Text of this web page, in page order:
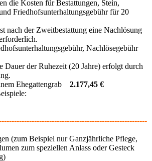
die Kosten für Bestattungen, Stein,
Friedhofsunterhaltungsgebühr für 20
nach der Zweitbestattung eine Nachlösung
Nachlösegebühr
Dauer der Ruhezeit (20 Jahre) erfolgt durch
Ehegattengrab 2.177,45 €
(zum Beispiel nur Ganzjährliche Pflege,
zum speziellen Anlass oder Gesteck